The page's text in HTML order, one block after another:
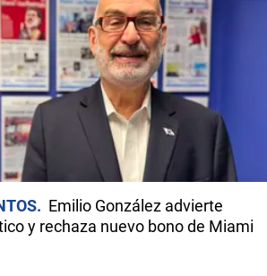
Emilio González advierte
y rechaza nuevo bono de Miami